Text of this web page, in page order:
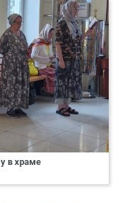
в храме